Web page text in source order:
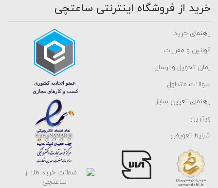
خرید از فروشگاه اینترنتی ساعتچی
راهنمای خرید
قوانین و مقررات
زمان تحویل و ارسال
سوالات متداول
راهنمای تعیین سایز
ویترین
شرایط تعویض